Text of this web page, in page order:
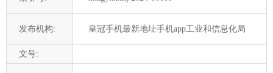
发布机构: 皇冠手机最新地址手机app工业和信息化局
文号: